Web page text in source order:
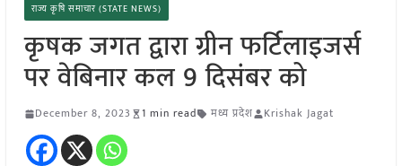
राज्य कृषि समाचार (STATE NEWS)
कृषक जगत द्वारा ग्रीन फर्टिलाइजर्स
पर वेबिनार कल 9 दिसंबर को
December 8, 2023 1 min read मध्य प्रदेश Krishak Jagat